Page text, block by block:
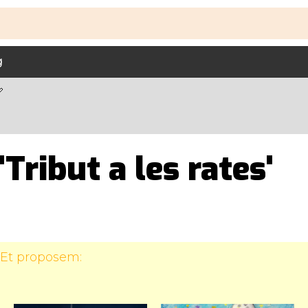
a les rates'
proposem: